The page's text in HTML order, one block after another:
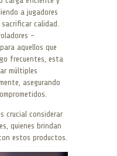
a jugadores
calidad.
–
aquellos que
frecuentes, esta
múltiples
asegurando
crucial considerar
quienes brindan
estos productos.